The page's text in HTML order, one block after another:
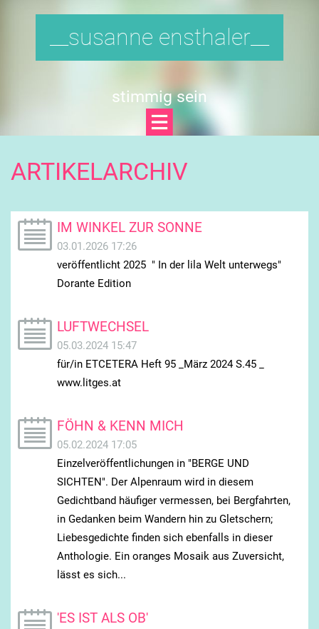
__susanne ensthaler__
stimmig sein
ARTIKELARCHIV
IM WINKEL ZUR SONNE
03.01.2026 17:26
veröffentlicht 2025 " In der lila Welt unterwegs"
Dorante Edition
LUFTWECHSEL
05.03.2024 15:47
für/in ETCETERA Heft 95 _März 2024 S.45 _
www.litges.at
FÖHN & KENN MICH
05.02.2024 17:05
Einzelveröffentlichungen in "BERGE UND
SICHTEN". Der Alpenraum wird in diesem
Gedichtband häufiger vermessen, bei Bergfahrten,
in Gedanken beim Wandern hin zu Gletschern;
Liebesgedichte finden sich ebenfalls in dieser
Anthologie. Ein oranges Mosaik aus Zuversicht,
lässt es sich...
'ES IST ALS OB'